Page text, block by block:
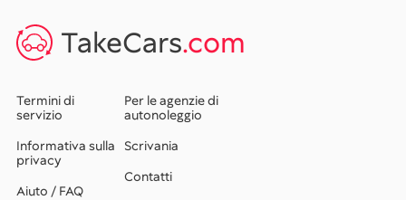
TakeCars.com
Termini di
servizio
Informativa sulla
privacy
Aiuto / FAQ
Per le agenzie di
autonoleggio
Scrivania
Contatti